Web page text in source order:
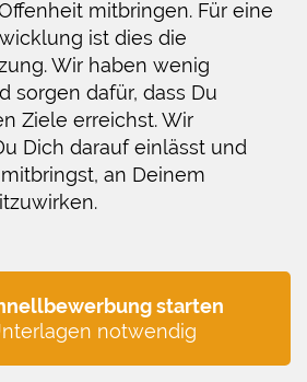
mitbringen. Für eine
ist dies die
Wir haben wenig
sorgen dafür, dass Du
Ziele erreichst. Wir
Dich darauf einlässt und
an Deinem
starten
notwendig